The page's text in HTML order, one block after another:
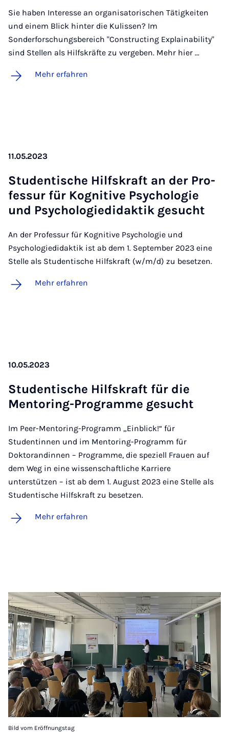
Sie haben Interesse an organisatorischen Tätigkeiten
und einem Blick hinter die Kulissen? Im
Sonderforschungsbereich "Constructing Explainability"
sind Stellen als Hilfskräfte zu vergeben. Mehr hier ...
Mehr erfahren
11.05.2023
Stu­den­ti­sche Hilfs­kraft an der Pro­
fes­sur für Ko­gni­ti­ve Psy­cho­lo­gie
und Psy­cho­lo­gie­di­dak­tik ge­sucht
An der Professur für Kognitive Psychologie und
Psychologiedidaktik ist ab dem 1. September 2023 eine
Stelle als Studentische Hilfskraft (w/m/d) zu besetzen.
Mehr erfahren
10.05.2023
Stu­den­ti­sche Hilfs­kraft für die
Men­to­ring-Pro­gram­me ge­sucht
Im Peer-Mentoring-Programm „Einblick!“ für
Studentinnen und im Mentoring-Programm für
Doktorandinnen – Programme, die speziell Frauen auf
dem Weg in eine wissenschaftliche Karriere
unterstützen – ist ab dem 1. August 2023 eine Stelle als
Studentische Hilfskraft zu besetzen.
Mehr erfahren
Bild vom Eröffnungstag